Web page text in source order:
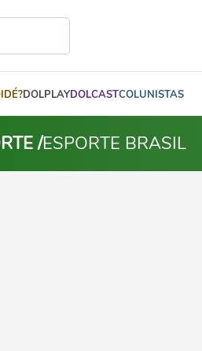
DOLPLAYDOLCASTCOLUNISTAS
/ESPORTE BRASIL